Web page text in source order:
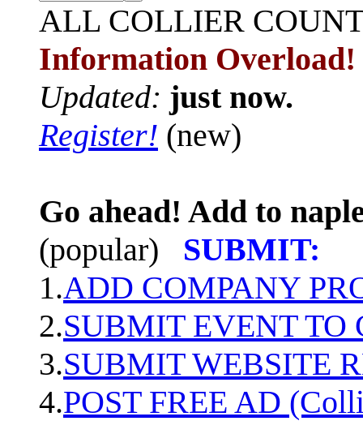
ALL COLLIER
Information Overload!
Updated: just now.
Register! (new)
Go ahead! Add to
(popular)
SUBMIT:
1.ADD COMPANY
2.SUBMIT EVENT TO
3.SUBMIT WEBSITE
4.POST FREE AD